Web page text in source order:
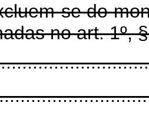
se do
no art. 1º,